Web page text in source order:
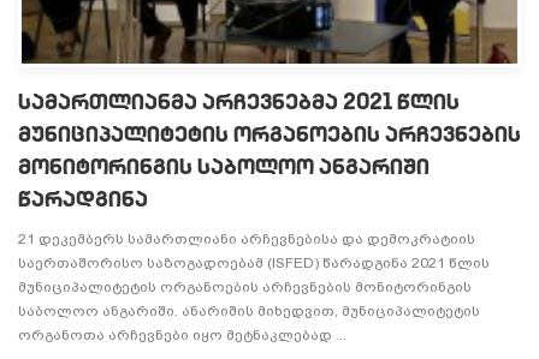
სამართლიანმა არჩევნებმა 2021 წლის
მუნიციპალიტეტის ორგანოების არჩევნების
მონიტორინგის საბოლოო ანგარიში
წარადგინა
21 დეკემბერს სამართლიანი არჩევნებისა და დემოკრატიის
საერთაშორისო საზოგადოებამ (ISFED) წარადგინა 2021 წლის
მუნიციპალიტეტის ორგანოების არჩევნების მონიტორინგის
საბოლოო ანგარიში. ანარიშის მიხედვით, მუნიციპალიტეტის
ორგანოთა არჩევნები იყო მეტნაკლებად ...